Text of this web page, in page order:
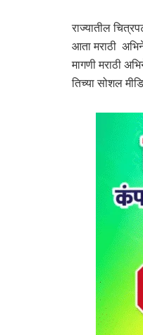
राज्यातील
आता मराठी
मागणी मराठी
तिच्या सोशल